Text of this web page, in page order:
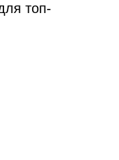
топ-